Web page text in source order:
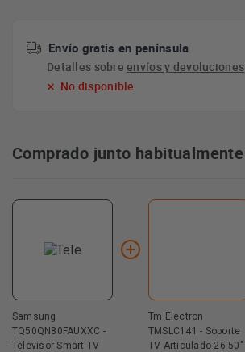
Envío gratis en península
Detalles sobreenvíos y devoluciones
No disponible
Comprado junto habitualmente
Samsung
TQ50QN80FAUXXC -
Televisor Smart TV
Tm Electron
TMSLC141 - Soporte
TV Articulado 26-50"